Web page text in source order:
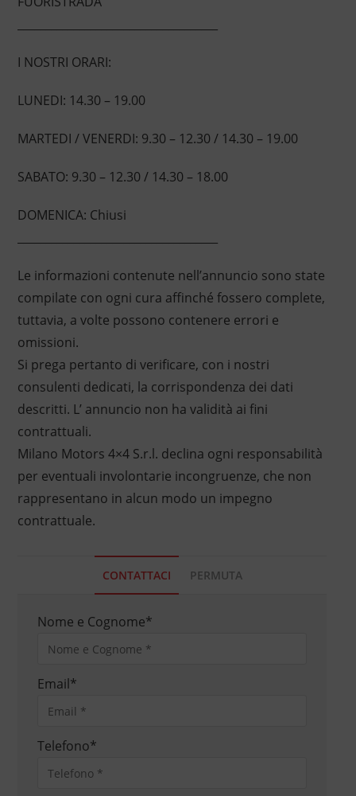
I NOSTRI ORARI:
LUNEDI: 14.30 – 19.00
MARTEDI / VENERDI: 9.30 – 12.30 / 14.30 – 19.00
SABATO: 9.30 – 12.30 / 14.30 – 18.00
DOMENICA: Chiusi
Le informazioni contenute nell’annuncio sono state
compilate con ogni cura affinché fossero complete,
tuttavia, a volte possono contenere errori e
omissioni.
Si prega pertanto di verificare, con i nostri
consulenti dedicati, la corrispondenza dei dati
descritti. L’ annuncio non ha validità ai fini
contrattuali.
Milano Motors 4×4 S.r.l. declina ogni responsabilità
per eventuali involontarie incongruenze, che non
rappresentano in alcun modo un impegno
contrattuale.
CONTATTACI PERMUTA
Nome e Cognome*
Email*
Telefono*